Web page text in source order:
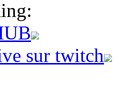
sur twitch